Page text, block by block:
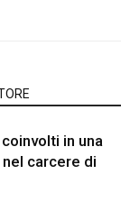
in una
carcere di